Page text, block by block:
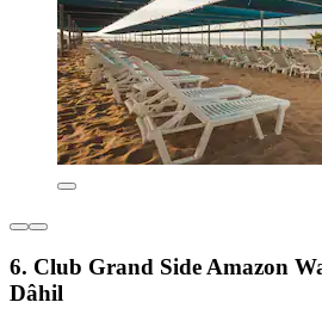
6. Club Grand Side Amazon
Dâhil